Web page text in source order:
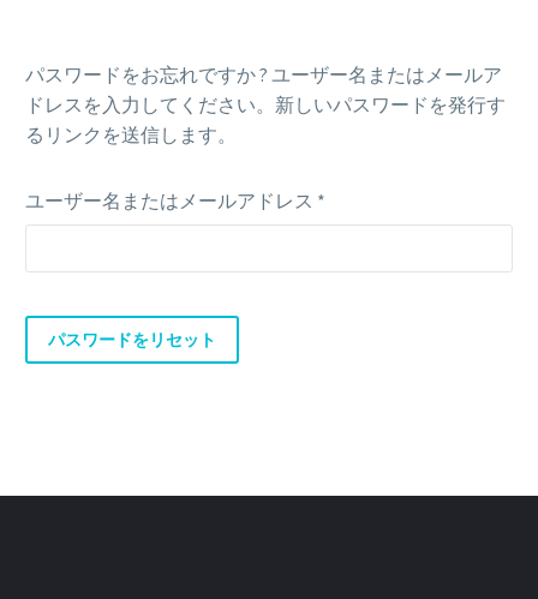
パスワードをお忘れですか ? ユーザー名またはメールア
ドレスを入力してください。新しいパスワードを発行す
るリンクを送信します。
ユーザー名またはメールアドレス *
須
パスワードをリセット